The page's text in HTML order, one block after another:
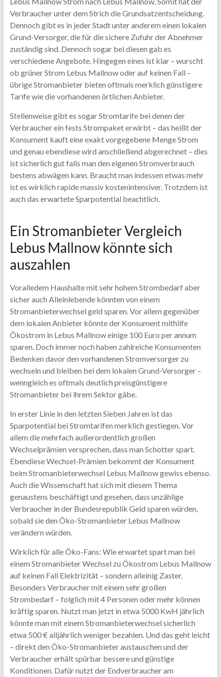
Verbraucher unter dem Strich die Grundsatzentscheidung.
Dennoch gibt es in jeder Stadt unter anderem einen lokalen
Grund-Versorger, die für die sichere Zufuhr der Abnehmer
zuständig sind. Dennoch sogar bei diesen gab es
verschiedene Angebote. Hingegen eines ist klar – wurscht
ob grüner Strom Lebus Mallnow oder auf keinen Fall –
übrige Stromanbieter bieten oftmals merklich günstigere
Tarife wie die vorhandenen örtlichen Anbieter.
Stellenweise gibt es sogar Stromtarife bei denen der
Verbraucher ein fests Strompaket erwirbt – das heißt der
Konsument kauft eine exakt vorgegebene Menge Strom
und genau ebendiese wird anschließend abgerechnet – dies
ist sicherlich gut falls man den eigenen Stromverbrauch
bestens abwägen kann. Braucht man indessen etwas mehr
ist es wirklich rapide massiv kostenintensiver. Trotzdem ist
auch das erwartete Sparpotential beachtlich.
Ein Stromanbieter Vergleich
Lebus Mallnow könnte sich
auszahlen
Voralledem Haushalte mit sehr hohem Strombedarf aber
sicher auch Alleinlebende könnten von einem
Stromanbieterwechsel geld sparen. Vor allem gegenüber
dem lokalen Anbieter könnte der Konsument mithilfe
Ökostrom in Lebus Mallnow einige 100 Euro per annum
sparen. Doch immer noch haben zahlreiche Konsumenten
Bedenken davor den vorhandenen Stromversorger zu
wechseln und bleiben bei dem lokalen Grund-Versorger –
wenngleich es oftmals deutlich preisgünstigere
Stromanbieter bei ihrem Sektor gäbe.
In erster Linie in den letzten Sieben Jahren ist das
Sparpotential bei Stromtarifen merklich gestiegen. Vor
allem die mehrfach außerordentlich großen
Wechselprämien versprechen, dass man Schotter spart.
Ebendiese Wechsel-Prämien bekommt der Konsument
beim Stromanbieterwechsel Lebus Mallnow gewiss ebenso.
Auch die Wissenschaft hat sich mit diesem Thema
genaustens beschäftigt und gesehen, dass unzählige
Verbraucher in der Bundesrepublik Geld sparen würden,
sobald sie den Öko-Stromanbieter Lebus Mallnow
verändern würden.
Wirklich für alle Öko-Fans: Wie erwartet spart man bei
einem Stromanbieter Wechsel zu Ökostrom Lebus Mallnow
auf keinen Fall Elektrizität – sondern alleinig Zaster.
Besonders Verbraucher mit einem sehr großen
Strombedarf – folglich mit 4 Personen oder mehr können
kräftig sparen. Nutzt man jetzt in etwa 5000 KwH jährlich
könnte man mit einem Stromanbieterwechsel sicherlich
etwa 500 € alljährlich weniger bezahlen. Und das geht leicht
– direkt den Öko-Stromanbieter austauschen und der
Verbraucher erhält spürbar bessere und günstige
Konditionen. Dafür nutzt der Endverbraucher am